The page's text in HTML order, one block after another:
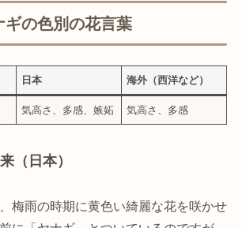
ギの色別の花言葉
日本 海外（西洋など）
気高さ、多感、嫉妬 気高さ、多感
（日本）
梅雨の時期に黄色い綺麗な花を咲かせ